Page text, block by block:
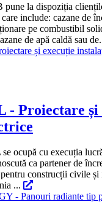
la dispoziția
include: cazane de
pe combustibil
de apă caldă sau
- Proiectare și
ocupă cu execuția
ca partener de
construcții civile
...